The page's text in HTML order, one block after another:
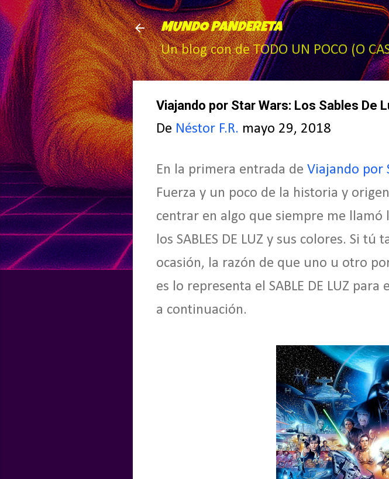
Ir al
MUNDO PANDERETA
Un blog con de TODO UN POCO (O
Viajando por Star Wars: Los Sables De
De Néstor F.R. mayo 29, 2018
En la primera entrada de Viajando por
Fuerza y un poco de la historia y
centrar en algo que siempre me llamó
los SABLES DE LUZ y sus colores. Si
ocasión, la razón de que uno u otro
es lo representa el SABLE DE LUZ para
a continuación.